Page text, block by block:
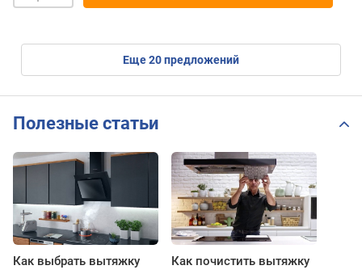
eще20предложений
Полезные статьи
Как выбрать вытяжку Как почистить вытяжку